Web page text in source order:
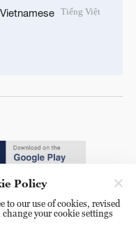
Vietnamese Tiếng Việt
Policy
to our use of cookies, revised
your cookie settings